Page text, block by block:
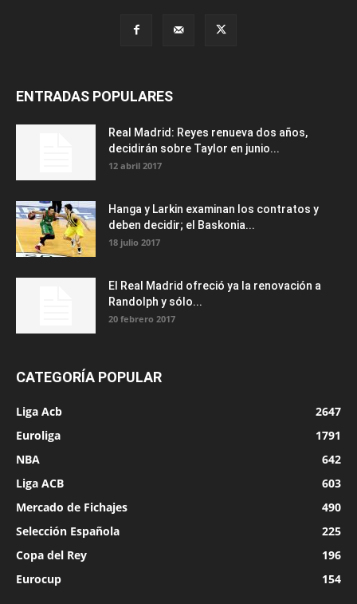
ENTRADAS POPULARES
Real Madrid: Reyes renueva dos años,
decidirán sobre Taylor en junio...
12 abril 2017
Hanga y Larkin examinan los contratos y
deben decidir; el Baskonia...
18 julio 2017
El Real Madrid ofreció ya la renovación a
Randolph y sólo...
20 febrero 2017
CATEGORÍA POPULAR
Liga Acb
2647
Euroliga
1791
NBA
642
Liga ACB
603
Mercado de Fichajes
490
Selección Española
225
Copa del Rey
196
Eurocup
154